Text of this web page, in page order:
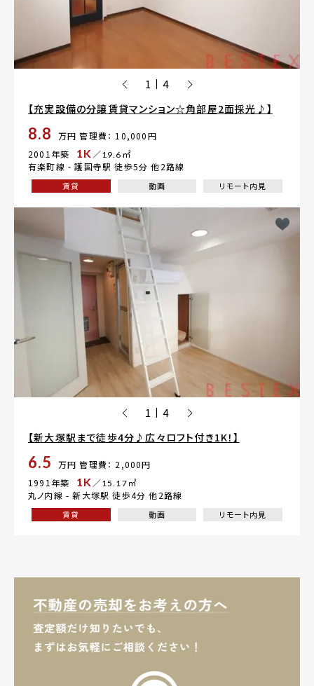
1 | 4
【充実設備の分譲賃貸マンション☆角部屋2面採光♪】
8.8 万円 管理費： 10,000円
2001年築
1K ／19.6㎡
有楽町線 -護国寺駅 徒歩5分 他2路線
賃貸 動画 リモート内見
1 | 4
【新大塚駅まで徒歩4分♪広々ロフト付き1K！】
6.5 万円 管理費： 2,000円
1991年築
1K ／15.17㎡
丸ノ内線 -新大塚駅 徒歩4分 他2路線
賃貸 動画 リモート内見